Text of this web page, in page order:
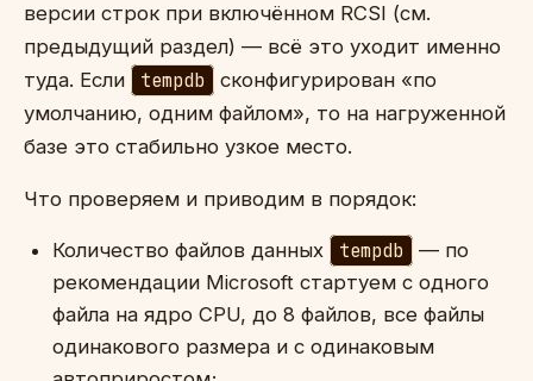
версии строк при включённом RCSI (см.
предыдущий раздел) — всё это уходит именно
туда. Если
tempdb
сконфигурирован «по
умолчанию, одним файлом», то на нагруженной
базе это стабильно узкое место.
Что проверяем и приводим в порядок:
Количество файлов данных tempdb
— по
рекомендации Microsoft стартуем с одного
файла на ядро CPU, до 8 файлов, все файлы
одинакового размера и с одинаковым